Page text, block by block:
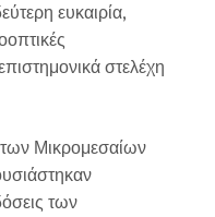
ευκαιρία,
στελέχη
Μικρομεσαίων
των